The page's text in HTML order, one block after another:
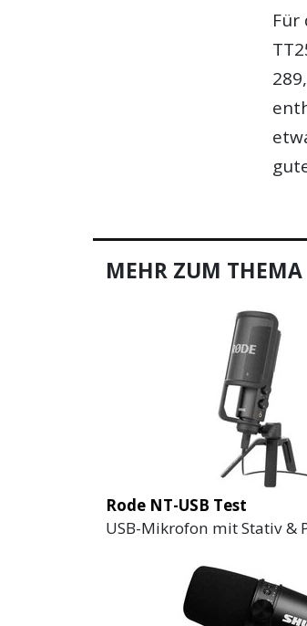
MEHR ZUM THEMA
Rode NT-USB Test
USB-Mikrofon mit Stativ &